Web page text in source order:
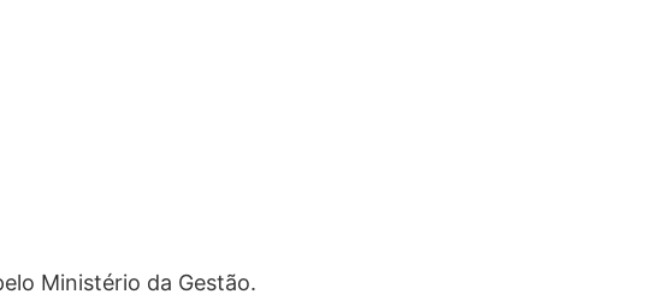
Ministério da Gestão.